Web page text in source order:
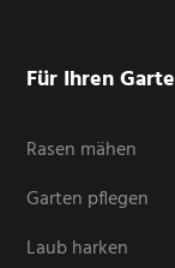
Für Ihren
Rasen mähen
Garten pflegen
Laub harken